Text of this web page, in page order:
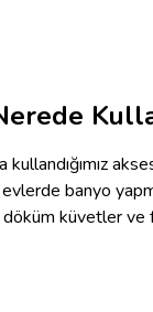
banyo
döküm küvetler